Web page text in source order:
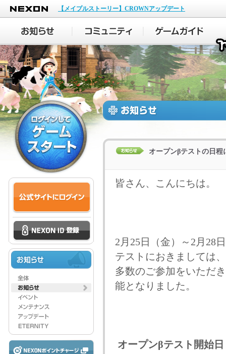
NEXON
【メイプルストーリー】CROWNアップデート
オープンβテストの日程
皆さん、こんにちは。
2月25日（金）～2月28
テストにおきましては、
多数のご参加をいただ
能となりました。
オープンβテスト開始日